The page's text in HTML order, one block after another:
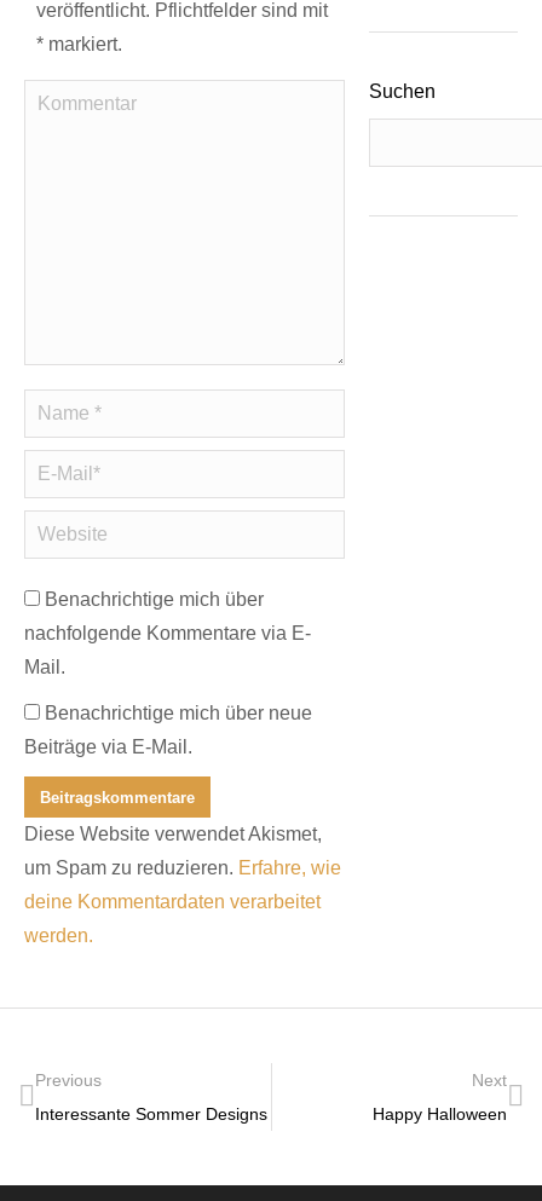
veröffentlicht. Pflichtfelder sind mit
* markiert.
Kommentar
Name *
E-Mail *
Website
Benachrichtige mich über
nachfolgende Kommentare via E-
Mail.
Benachrichtige mich über neue
Beiträge via E-Mail.
Beitragskommentare
Diese Website verwendet Akismet,
um Spam zu reduzieren. Erfahre, wie
deine Kommentardaten verarbeitet
werden.
Suchen
Previous
Interessante Sommer Designs
Next
Happy Halloween